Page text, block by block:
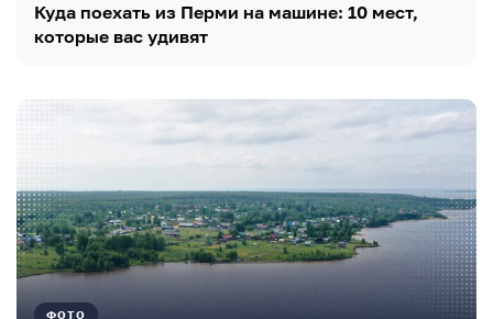
Куда поехать из Перми на машине: 10 мест,
которые вас удивят
ФОТО